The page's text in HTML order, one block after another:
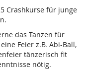
Crashkurse für junge
das Tanzen für
Feier z.B. Abi-Ball,
tänzerisch fit
nötig.